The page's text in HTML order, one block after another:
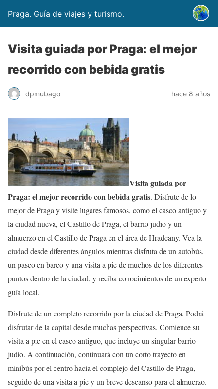
Praga. Guía de viajes y turismo.
Visita guiada por Praga: el mejor
recorrido con bebida gratis
dpmubago hace 8 años
Visita guiada por
Praga: el mejor recorrido con bebida gratis. Disfrute de lo
mejor de Praga y visite lugares famosos, como el casco antiguo y
la ciudad nueva, el Castillo de Praga, el barrio judío y un
almuerzo en el Castillo de Praga en el área de Hradcany. Vea la
ciudad desde diferentes ángulos mientras disfruta de un autobús,
un paseo en barco y una visita a pie de muchos de los diferentes
puntos dentro de la ciudad, y reciba conocimientos de un experto
guía local.
Disfrute de un completo recorrido por la ciudad de Praga. Podrá
disfrutar de la capital desde muchas perspectivas. Comience su
visita a pie en el casco antiguo, que incluye un singular barrio
judío. A continuación, continuará con un corto trayecto en
minibús por el centro hacia el complejo del Castillo de Praga,
seguido de una visita a pie y un breve descanso para el almuerzo.